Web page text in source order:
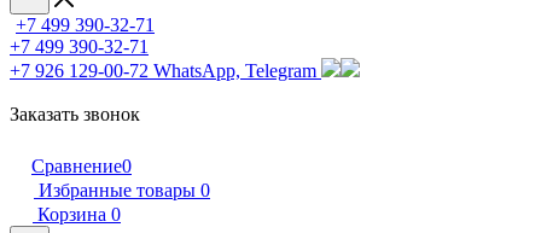
+7 499 390-32-71
+7 499 390-32-71
+7 926 129-00-72 WhatsApp, Telegram
Заказать звонок
Сравнение0
Избранные товары 0
Корзина 0